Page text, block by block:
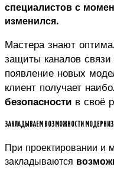
специалистов с
изменился.
Мастера знают
защиты каналов
появление новых
клиент получает
безопасности в своё
ЗАКЛАДЫВАЕМ ВОЗМОЖНОСТИ
При проектировании и
закладываются